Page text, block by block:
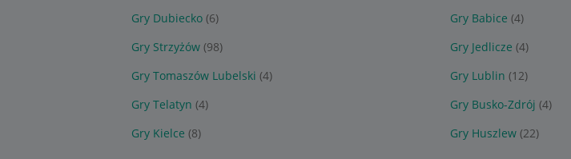
Gry Dubiecko (6) Gry Babice (4)
Gry Strzyżów (98) Gry Jedlicze (4)
Gry Tomaszów Lubelski (4) Gry Lublin (12)
Gry Telatyn (4) Gry Busko-Zdrój (4)
Gry Kielce (8) Gry Huszlew (22)